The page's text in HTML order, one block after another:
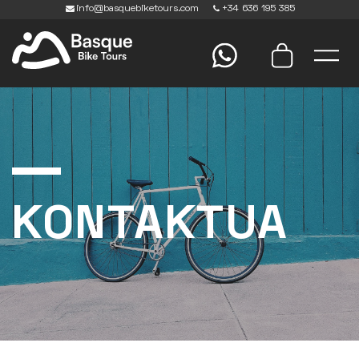
info@basquebiketours.com +34 636 195 385
KONTAKTUA